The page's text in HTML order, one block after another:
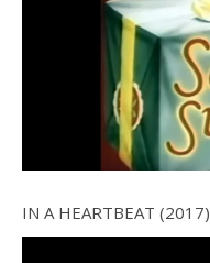
IN A HEARTBEAT (2017)